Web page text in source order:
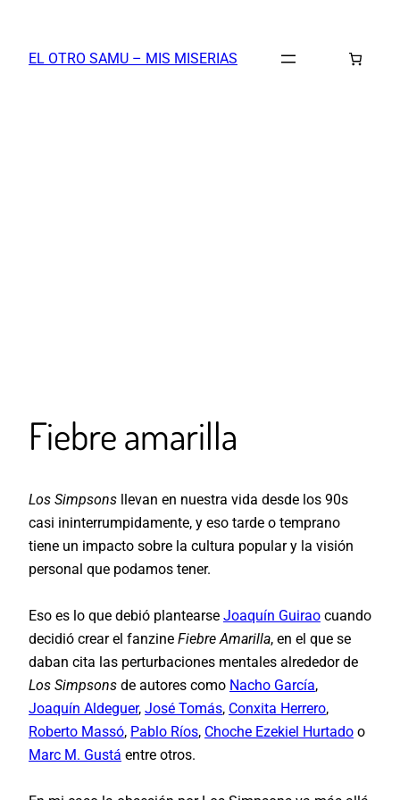
contenido
EL OTRO SAMU – MIS MISERIAS
Fiebre amarilla
Los Simpsons llevan en nuestra vida desde los 90s
casi ininterrumpidamente, y eso tarde o temprano
tiene un impacto sobre la cultura popular y la visión
personal que podamos tener.
Eso es lo que debió plantearse Joaquín Guirao cuando
decidió crear el fanzine Fiebre Amarilla, en el que se
daban cita las perturbaciones mentales alrededor de
Los Simpsons de autores como Nacho García,
Joaquín Aldeguer, José Tomás, Conxita Herrero,
Roberto Massó, Pablo Ríos, Choche Ezekiel Hurtado o
Marc M. Gustá entre otros.